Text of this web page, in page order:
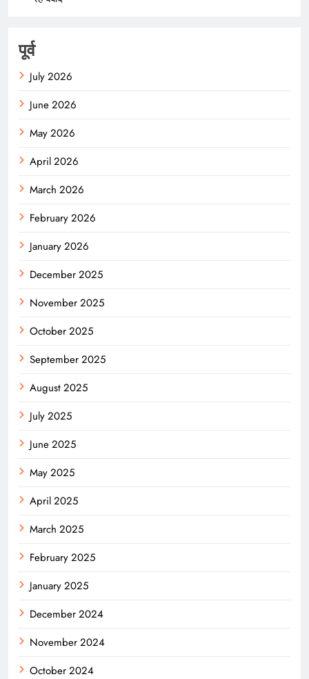
पूर्व
July 2026
June 2026
May 2026
April 2026
March 2026
February 2026
January 2026
December 2025
November 2025
October 2025
September 2025
August 2025
July 2025
June 2025
May 2025
April 2025
March 2025
February 2025
January 2025
December 2024
November 2024
October 2024